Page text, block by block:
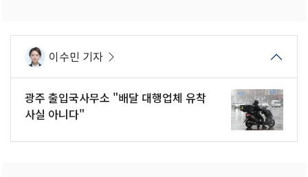
이수민 기자
광주 출입국사무소 "배달 대행업체 유착
사실 아니다"